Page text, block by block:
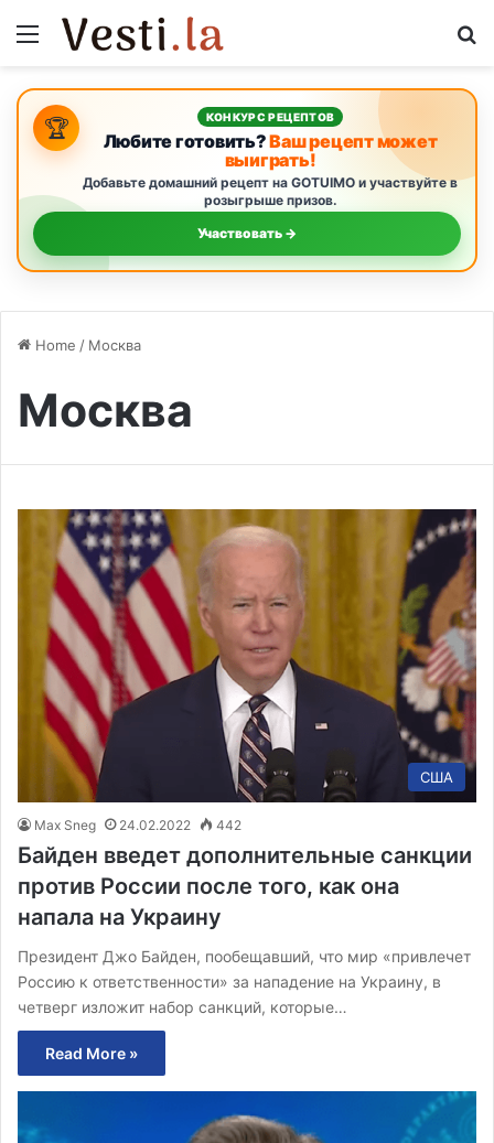
Menu
🏆 КОНКУРС РЕЦЕПТОВ
Любите готовить?Ваш рецепт может
выиграть!
Добавьте домашний рецепт на GOTUIMO и участвуйте в
розыгрыше призов.
Участвовать →
Home / Москва
Москва
США
Max Sneg 24.02.2022 442
Байден введет дополнительные санкции
против России после того, как она
напала на Украину
Президент Джо Байден, пообещавший, что мир «привлечет
Россию к ответственности» за нападение на Украину, в
четверг изложит набор санкций, которые…
Read More »